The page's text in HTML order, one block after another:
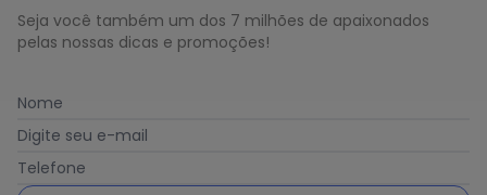
Seja você também um dos 7 milhões de apaixonados
pelas nossas dicas e promoções!
Nome
Digite seu e-mail
Telefone